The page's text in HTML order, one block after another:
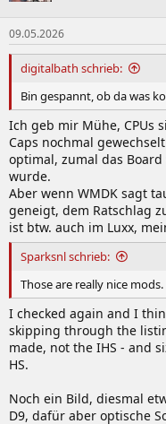
09.05.2026
digitalbath schrieb:
Bin gespannt, ob da was
Ich geb mir Mühe, CPUs
Caps nochmal
optimal, zumal das
wurde.
Aber wenn WMDK sagt
geneigt, dem Ratschlag
ist btw. auch im Luxx,
Sparksnl schrieb:
Those are really nice
I checked again and I
skipping through the
made, not the IHS - and
HS.
Noch ein Bild, diesmal
D9, dafür aber optische